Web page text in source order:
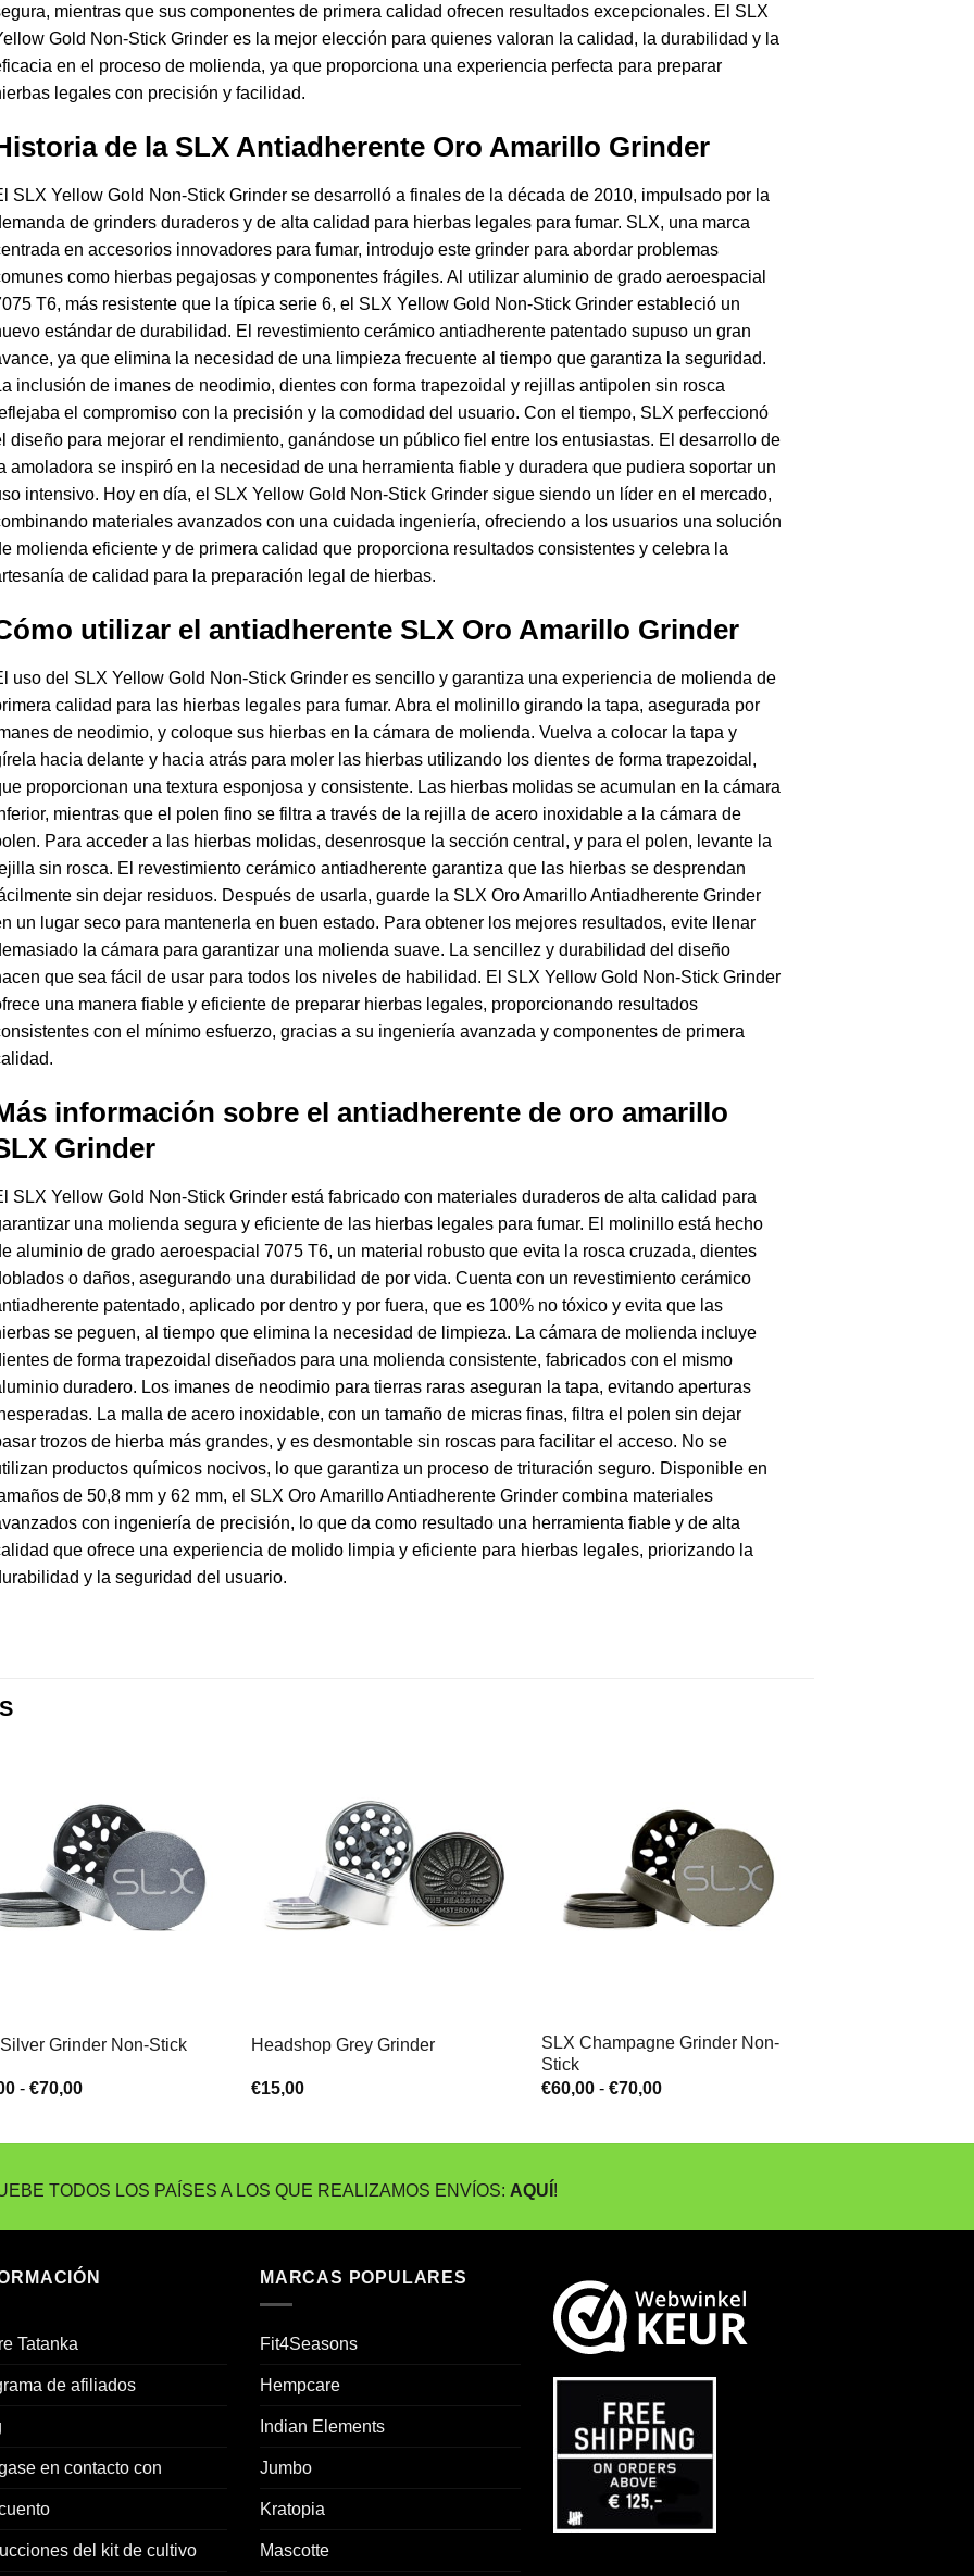
mientras que sus componentes de primera calidad ofrecen resultados excepcionales. El SLX
Gold Non-Stick Grinder es la mejor elección para quienes valoran la calidad, la durabilidad y la
en el proceso de molienda, ya que proporciona una experiencia perfecta para preparar
legales con precisión y facilidad.
de la SLX Antiadherente Oro Amarillo Grinder
SLX Yellow Gold Non-Stick Grinder se desarrolló a finales de la década de 2010, impulsado por la
de grinders duraderos y de alta calidad para hierbas legales para fumar. SLX, una marca
en accesorios innovadores para fumar, introdujo este grinder para abordar problemas
como hierbas pegajosas y componentes frágiles. Al utilizar aluminio de grado aeroespacial
T6, más resistente que la típica serie 6, el SLX Yellow Gold Non-Stick Grinder estableció un
estándar de durabilidad. El revestimiento cerámico antiadherente patentado supuso un gran
ya que elimina la necesidad de una limpieza frecuente al tiempo que garantiza la seguridad.
inclusión de imanes de neodimio, dientes con forma trapezoidal y rejillas antipolen sin rosca
el compromiso con la precisión y la comodidad del usuario. Con el tiempo, SLX perfeccionó
diseño para mejorar el rendimiento, ganándose un público fiel entre los entusiastas. El desarrollo de
amoladora se inspiró en la necesidad de una herramienta fiable y duradera que pudiera soportar un
intensivo. Hoy en día, el SLX Yellow Gold Non-Stick Grinder sigue siendo un líder en el mercado,
materiales avanzados con una cuidada ingeniería, ofreciendo a los usuarios una solución
molienda eficiente y de primera calidad que proporciona resultados consistentes y celebra la
de calidad para la preparación legal de hierbas.
utilizar el antiadherente SLX Oro Amarillo Grinder
uso del SLX Yellow Gold Non-Stick Grinder es sencillo y garantiza una experiencia de molienda de
calidad para las hierbas legales para fumar. Abra el molinillo girando la tapa, asegurada por
de neodimio, y coloque sus hierbas en la cámara de molienda. Vuelva a colocar la tapa y
hacia delante y hacia atrás para moler las hierbas utilizando los dientes de forma trapezoidal,
proporcionan una textura esponjosa y consistente. Las hierbas molidas se acumulan en la cámara
mientras que el polen fino se filtra a través de la rejilla de acero inoxidable a la cámara de
Para acceder a las hierbas molidas, desenrosque la sección central, y para el polen, levante la
sin rosca. El revestimiento cerámico antiadherente garantiza que las hierbas se desprendan
sin dejar residuos. Después de usarla, guarde la SLX Oro Amarillo Antiadherente Grinder
un lugar seco para mantenerla en buen estado. Para obtener los mejores resultados, evite llenar
la cámara para garantizar una molienda suave. La sencillez y durabilidad del diseño
que sea fácil de usar para todos los niveles de habilidad. El SLX Yellow Gold Non-Stick Grinder
una manera fiable y eficiente de preparar hierbas legales, proporcionando resultados
con el mínimo esfuerzo, gracias a su ingeniería avanzada y componentes de primera
información sobre el antiadherente de oro amarillo
Grinder
SLX Yellow Gold Non-Stick Grinder está fabricado con materiales duraderos de alta calidad para
una molienda segura y eficiente de las hierbas legales para fumar. El molinillo está hecho
aluminio de grado aeroespacial 7075 T6, un material robusto que evita la rosca cruzada, dientes
o daños, asegurando una durabilidad de por vida. Cuenta con un revestimiento cerámico
patentado, aplicado por dentro y por fuera, que es 100% no tóxico y evita que las
se peguen, al tiempo que elimina la necesidad de limpieza. La cámara de molienda incluye
de forma trapezoidal diseñados para una molienda consistente, fabricados con el mismo
duradero. Los imanes de neodimio para tierras raras aseguran la tapa, evitando aperturas
La malla de acero inoxidable, con un tamaño de micras finas, filtra el polen sin dejar
trozos de hierba más grandes, y es desmontable sin roscas para facilitar el acceso. No se
productos químicos nocivos, lo que garantiza un proceso de trituración seguro. Disponible en
de 50,8 mm y 62 mm, el SLX Oro Amarillo Antiadherente Grinder combina materiales
con ingeniería de precisión, lo que da como resultado una herramienta fiable y de alta
que ofrece una experiencia de molido limpia y eficiente para hierbas legales, priorizando la
y la seguridad del usuario.
Grinder Non-Stick
- €70,00Rango
desde
€70,00
Headshop Grey Grinder
€15,00
SLX Champagne Grinder Non-
Stick
€60,00 - €70,00Rango
desde
TODOS LOS PAÍSES A LOS QUE REALIZAMOS ENVÍOS: AQUÍ !
Tatanka
de afiliados
en contacto con
del kit de cultivo
MARCAS POPULARES
Fit4Seasons
Hempcare
Indian Elements
Jumbo
Kratopia
Mascotte